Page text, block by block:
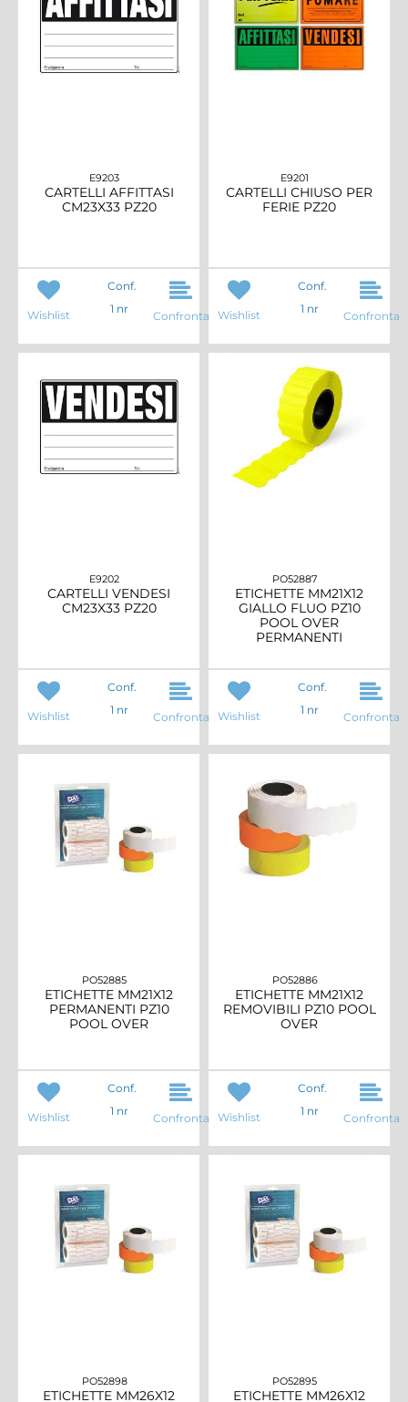
E9203
CARTELLI AFFITTASI
CM23X33 PZ20
Wishlist
Conf.
1 nr
Confronta
E9201
CARTELLI CHIUSO PER
FERIE PZ20
Wishlist
Conf.
1 nr
Confronta
E9202
CARTELLI VENDESI
CM23X33 PZ20
Wishlist
Conf.
1 nr
Confronta
PO52887
ETICHETTE MM21X12
GIALLO FLUO PZ10
POOL OVER
PERMANENTI
Wishlist
Conf.
1 nr
Confronta
PO52885
ETICHETTE MM21X12
PERMANENTI PZ10
POOL OVER
Wishlist
Conf.
1 nr
Confronta
PO52886
ETICHETTE MM21X12
REMOVIBILI PZ10 POOL
OVER
Wishlist
Conf.
1 nr
Confronta
PO52898
ETICHETTE MM26X12
PO52895
ETICHETTE MM26X12